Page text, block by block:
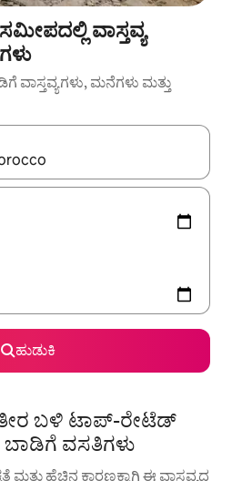
ವಾಸ್ತವ್ಯ
ವಾಸ್ತವ್ಯಗಳು, ಮನೆಗಳು ಮತ್ತು
ಅಪ್ ಮತ್ತು ಡೌನ್ ಬಾಣದ ಕೀಲಿಗಳೊಂದಿಗೆ
ಹುಡುಕಿ
ಬಳಿ ಟಾಪ್-ರೇಟೆಡ್
ವಸತಿಗಳು
ಮತ್ತು ಹೆಚ್ಚಿನ ಕಾರಣಕ್ಕಾಗಿ ಈ ವಾಸ್ತವ್ಯದ